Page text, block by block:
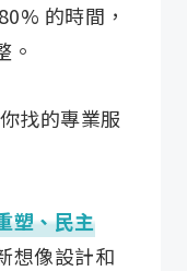
的時間，
。
找的專業服
塑、民主
想像設計和